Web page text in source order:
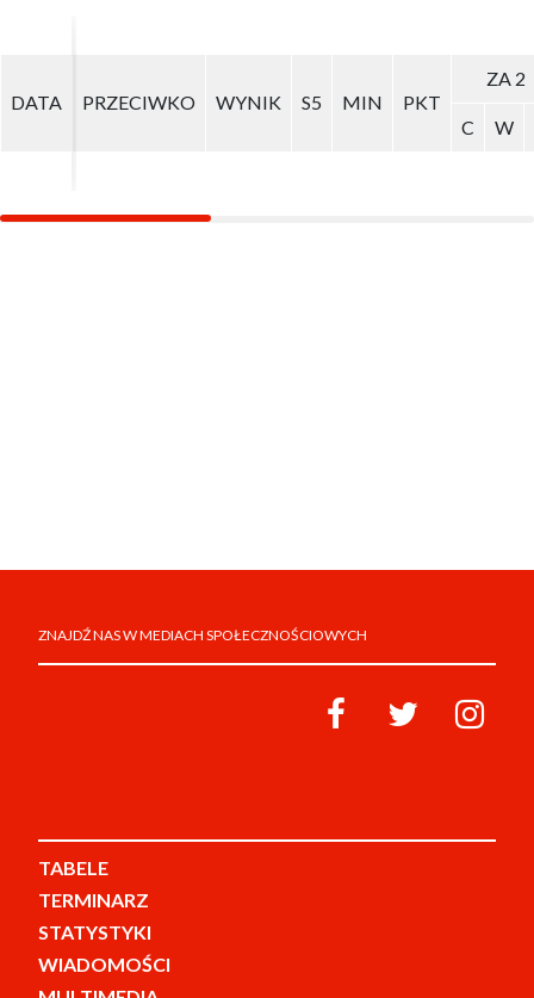
DATA PRZECIWKO WYNIK S5 MIN PKT
ZA 2
C W
DATA PRZECIWKO WYNIK S5 MIN PKT
ZA 2
C W
ZNAJDŹ NAS W MEDIACH SPOŁECZNOŚCIOWYCH
TABELE
TERMINARZ
STATYSTYKI
WIADOMOŚCI